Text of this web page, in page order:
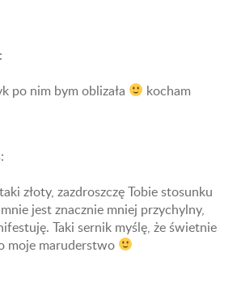
po nim bym oblizała
kocham
złoty, zazdroszczę Tobie stosunku
jest znacznie mniej przychylny,
Taki sernik myślę, że świetnie
moje maruderstwo